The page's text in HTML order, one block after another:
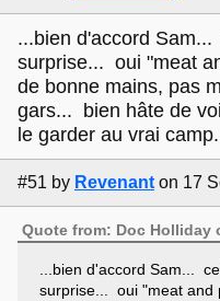
...bien d'accord
surprise... oui "meat
de bonne mains, pas
gars... bien hâte de
le garder au vrai
#51 by Revenant on 17
Quote from: Doc Holliday
...bien d'accord Sam...
surprise... oui "meat and